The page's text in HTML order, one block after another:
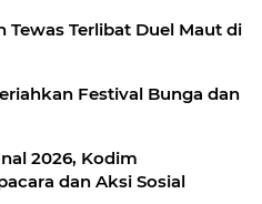
Tewas Terlibat Duel Maut di
Festival Bunga dan
2026, Kodim
dan Aksi Sosial